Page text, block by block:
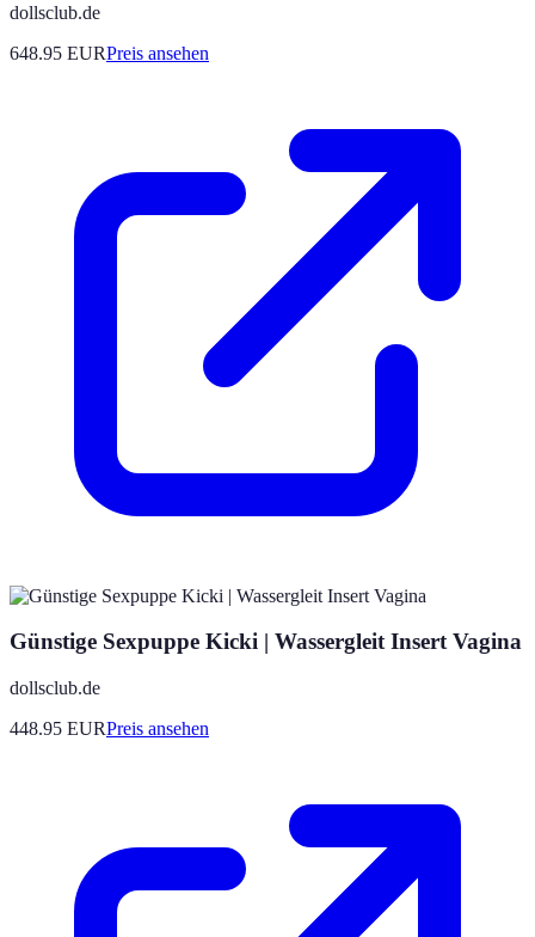
dollsclub.de
648.95 EURPreis ansehen
Günstige Sexpuppe Kicki | Wassergleit Insert Vagina
dollsclub.de
448.95 EURPreis ansehen